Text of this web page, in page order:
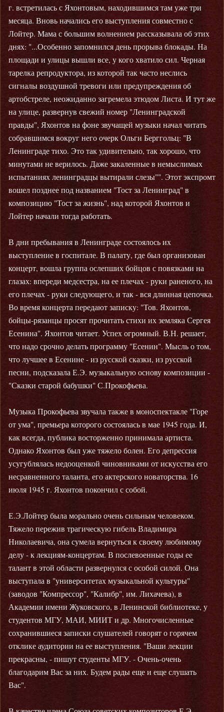
г. встретилась с Яхонтовым, находившимся там уже три
месяца. Вновь начались его выступления совместно с
Лойтер. Мама с большим волнением рассказывала об этих
днях: "...Особенно запомнился день прорыва блокады. На
площади и улицы вышли все, у кого хватило сил. Черная
тарелка репродуктора, из которой так часто неслись
сигналы воздушной тревоги или предупреждения об
артобстреле, неожиданно загремела этюдом Листа. И тут же
на улице, развернув свежий номер "Ленинградской
правды", Яхонтов на фоне звучащей музыки начал читать
собравшимся вокруг него очерк Ольги Берггольц: "В
Ленинграде тихо. Это так удивительно, так хорошо, что
минутами не верилось. Даже закаленные в немыслимых
испытаниях ленинградцы вытирали слезы"". Этот экспромт
вошел позднее под названием "Тост за Ленинград" в
композицию "Тост за жизнь", над которой Яхонтов и
Лойтер начали тогда работать.
В дни пребывания в Ленинграде состоялось их
выступление в госпитале. В палату, где был организован
концерт, вошла группа ослепших бойцов с повязками на
глазах: впереди медсестра, на ее плечах - руки раненого, на
его плечах - руки следующего, и так - вся длинная цепочка.
Во время концерта передают записку: "Тов. Яхонтов,
бойцы-рязанцы просят прочитать стихи их земляка Сергея
Есенина". Яхонтов читает. Успех огромный. В.Н. решает,
что надо срочно делать программу "Есенин". Мысль о том,
что лучшее в Есенине - из русской сказки, из русской
песни, подсказала Е.Э. музыкальную основу композиции -
"Сказки старой бабушки" С.Прокофьева.
Музыка Прокофьева звучала также в моноспектакле "Горе
от ума", премьера которого состоялась в мае 1945 года. И,
как всегда, публика восторженно принимала артиста.
Однако Яхонтов был уже тяжело болен. Его депрессия
усугублялась недооценкой чиновниками от искусства его
несравненного таланта, его актерского новаторства. 16
июля 1945 г. Яхонтов покончил с собой.
Е.Э.Лойтер была морально очень сильным человеком.
Тяжело пережив трагическую гибель Владимира
Николаевича, она сумела вернуться к своему любимому
делу - к лекциям-концертам. В послевоенные годы ее
талант в этой области развернулся с особой силой. Она
выступала в "университетах музыкальной культуры"
(заводов "Компрессор", "Калибр", им. Лихачева), в
Академии имени Жуковского, в Ленинской библиотеке, у
студентов МГУ, МАИ, МИИТ и др. Многочисленные
сохранившиеся записки слушателей говорят о горячем
отклике аудитории на ее выступления. "Ваши лекции
прекрасны, - пишут студенты МГУ. - Очень-очень
благодарим Вас за них. Будем рады еще и еще слушать
Вас".